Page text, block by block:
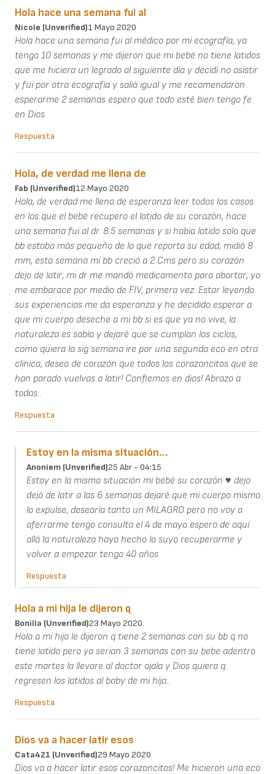
Hola hace una semana fui al
Nicole (unverified)1 Mayo 2020
Hola hace una semana fui al médico por mi ecografía, ya
tengo 10 semanas y me dijeron que mi bebé no tiene latidos
que me hiciera un legrado al siguiente día y decidí no asistir
y fui por otra ecografía y salió igual y me recomendaron
esperarme 2 semanas espero que todo esté bien tengo fe
en Dios
Respuesta
Hola, de verdad me llena de
Fab (unverified)12 Mayo 2020
Hola, de verdad me llena de esperanza leer todos los casos
en los que el bebé recupero el latido de su corazón, hace
una semana fui al dr. 8.5 semanas y si había latido solo que
bb estaba más pequeño de lo que reporta su edad, midió 8
mm, esta semana mi bb creció a 2 Cms pero su corazón
dejo de latir, mi dr me mandó medicamento para abortar, yo
me embarace por medio de FIV, primera vez. Estar leyendo
sus experiencias me da esperanza y he decidido esperar a
que mi cuerpo deseche a mi bb si es que ya no vive, la
naturaleza es sabía y dejaré que se cumplan los ciclos,
como quiera la sig semana ire por una segunda eco en otra
clinica, deseo de corazón que todos los corazoncitos que se
han parado vuelvas a latir! Confiemos en dios! Abrazo a
todas..
Respuesta
Estoy en la misma situación…
Anoniem (unverified)25 Abr - 04:15
Estoy en la misma situación mi bebé su corazón ♥️ dejo
dejó de latir a las 6 semanas dejaré que mi cuerpo mismo
lo expulse, desearía tanto un MILAGRO pero no voy a
aferrarme tengo consulta el 4 de mayo espero de aquí
allá la naturaleza haya hecho lo suyo recuperarme y
volver a empezar tengo 40 años
Respuesta
Hola a mi hija le dijeron q
Bonilla (unverified)23 Mayo 2020
Hola a mi hija le dijeron q tiene 2 semanas con su bb q no
tiene latido pero ya serian 3 semanas con su bebe adentro
este martes la llevare al doctor ojala y Dios quiera q
regresen los latidos al baby de mi hija..
Respuesta
Dios va a hacer latir esos
Cata421 (unverified)29 Mayo 2020
Dios va a hacer latir esos corazoncitos! Me hicieron una eco